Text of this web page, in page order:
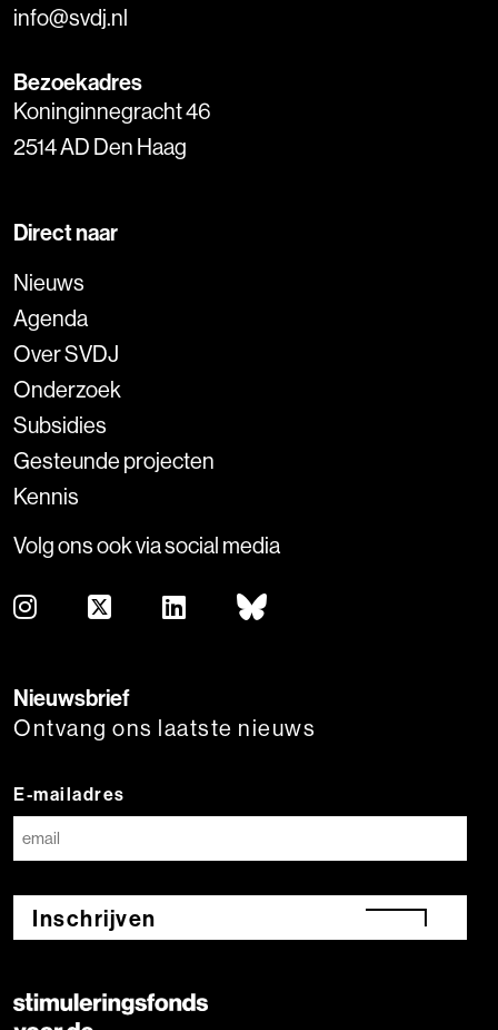
info@svdj.nl
Bezoekadres
Koninginnegracht 46
2514 AD Den Haag
Direct naar
Nieuws
Agenda
Over SVDJ
Onderzoek
Subsidies
Gesteunde projecten
Kennis
Volg ons ook via social media
Nieuwsbrief
Ontvang ons laatste nieuws
E-mailadres
Inschrijven